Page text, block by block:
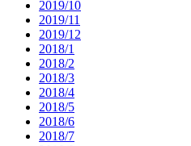
2019/10
2019/11
2019/12
2018/1
2018/2
2018/3
2018/4
2018/5
2018/6
2018/7